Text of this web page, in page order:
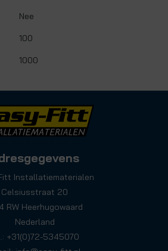
Nee
100
1000
Installatiematerialen
Celsiusstraat 20
RW Heerhugowaard
Nederland
+31(0)72-5345070